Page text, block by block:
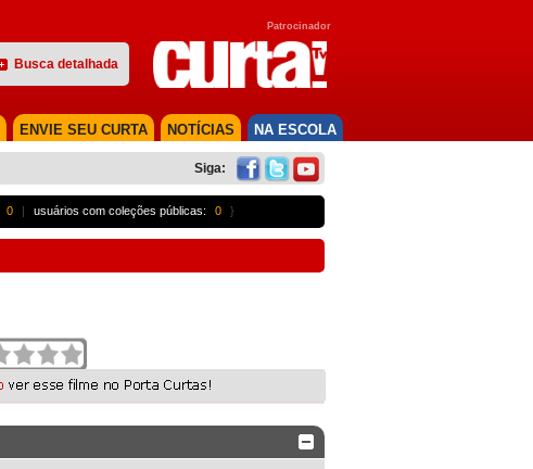
Busca detalhada
Patrocinador
NA ESCOLA
NOTÍCIAS
ENVIE SEU CURTA
Siga:
0 | usuários com coleções públicas: 0 }